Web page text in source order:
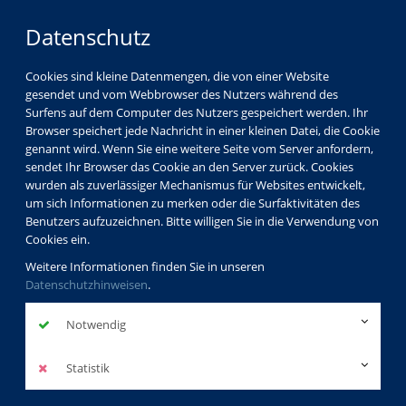
Datenschutz
Cookies sind kleine Datenmengen, die von einer Website
gesendet und vom Webbrowser des Nutzers während des
Surfens auf dem Computer des Nutzers gespeichert werden. Ihr
Browser speichert jede Nachricht in einer kleinen Datei, die Cookie
genannt wird. Wenn Sie eine weitere Seite vom Server anfordern,
sendet Ihr Browser das Cookie an den Server zurück. Cookies
wurden als zuverlässiger Mechanismus für Websites entwickelt,
um sich Informationen zu merken oder die Surfaktivitäten des
Benutzers aufzuzeichnen. Bitte willigen Sie in die Verwendung von
Cookies ein.
Weitere Informationen finden Sie in unseren
Datenschutzhinweisen.
Notwendig
Statistik